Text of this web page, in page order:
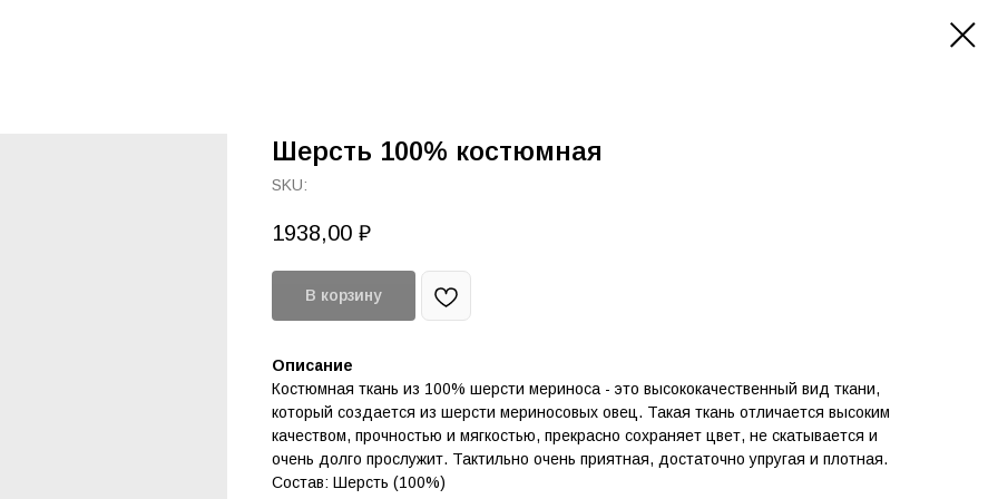
Шерсть 100% костюмная
SKU:
1938,00 ₽
В корзину
Описание
Костюмная ткань из 100% шерсти мериноса - это высококачественный вид ткани,
который создается из шерсти мериносовых овец. Такая ткань отличается высоким
качеством, прочностью и мягкостью, прекрасно сохраняет цвет, не скатывается и
очень долго прослужит. Тактильно очень приятная, достаточно упругая и плотная.
Состав: Шерсть (100%)